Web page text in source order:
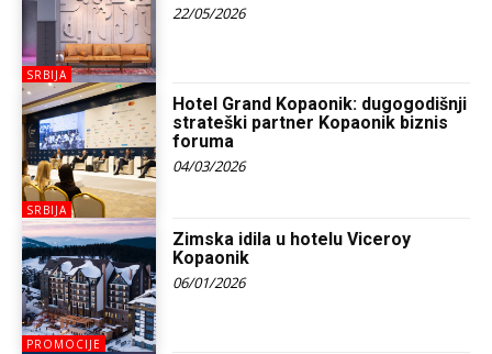
SRBIJA
22/05/2026
SRBIJA
Hotel Grand Kopaonik: dugogodišnji
strateški partner Kopaonik biznis
foruma
04/03/2026
PROMOCIJE
Zimska idila u hotelu Viceroy
Kopaonik
06/01/2026